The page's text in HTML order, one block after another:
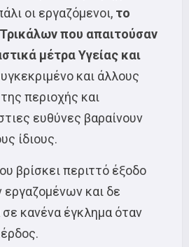
οι εργαζόμενοι, το
που απαιτούσαν
μέτρα Υγείας και
και άλλους
περιοχής και
ευθύνες βαραίνουν
ίδιους.
βρίσκει περιττό έξοδο
και δε
κανένα έγκλημα όταν